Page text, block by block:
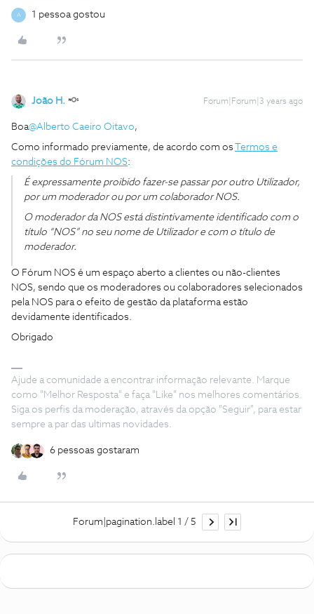
A 1 pessoa gostou
João H. Forum|Forum|3 years ago
Boa@Alberto Caeiro Oitavo,
Como informado previamente, de acordo com os
Termos e
condições do Fórum NOS:
É expressamente proibido fazer-se passar por outro Utilizador,
por um moderador ou por um colaborador NOS.
O moderador da NOS está distintivamente identificado com o
título “NOS” no seu nome de Utilizador e com o título de
moderador.
O Fórum NOS é um espaço aberto a clientes ou não-clientes
NOS, sendo que os moderadores ou colaboradores selecionados
pela NOS para o efeito de gestão da plataforma estão
devidamente identificados.
Obrigado
Ajude a comunidade a encontrar informação relevante. Marque
como "Melhor Resposta" e faça "Like" nos melhores comentários.
Siga os perfis da moderação, através da opção "Seguir", para estar
sempre a par das ultimas novidades.
6 pessoas gostaram
Forum|pagination.label 1 / 5